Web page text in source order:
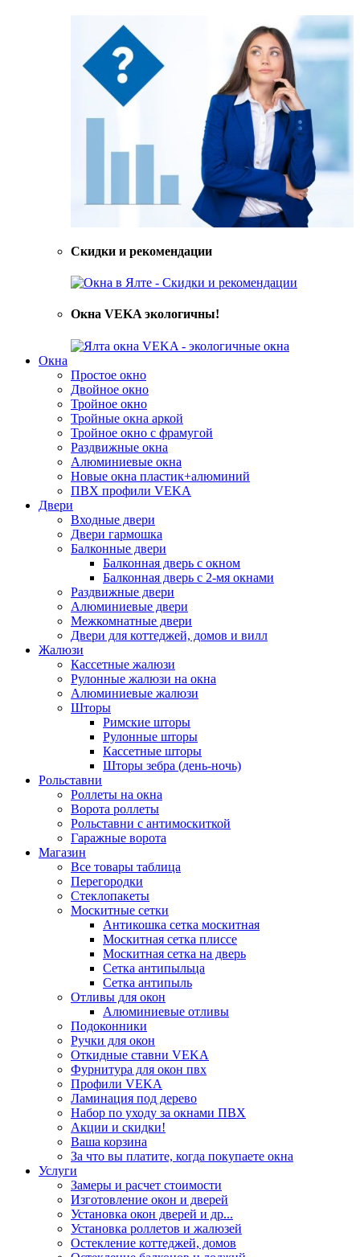
Скидки и рекомендации
Окна VEKA экологичны!
Окна
Простое окно
Двойное окно
Тройное окно
Тройные окна аркой
Тройное окно с фрамугой
Раздвижные окна
Алюминиевые окна
Новые окна пластик+алюминий
ПВХ профили VEKA
Двери
Входные двери
Двери гармошка
Балконные двери
Балконная дверь с окном
Балконная дверь с 2-мя окнами
Раздвижные двери
Алюминиевые двери
Межкомнатные двери
Двери для коттеджей, домов и вилл
Жалюзи
Кассетные жалюзи
Рулонные жалюзи на окна
Алюминиевые жалюзи
Шторы
Римские шторы
Рулонные шторы
Кассетные шторы
Шторы зебра (день-ночь)
Рольставни
Роллеты на окна
Ворота роллеты
Рольставни с антимоскиткой
Гаражные ворота
Магазин
Все товары таблица
Перегородки
Стеклопакеты
Москитные сетки
Антикошка сетка москитная
Москитная сетка плиссе
Москитная сетка на дверь
Сетка антипыльца
Сетка антипыль
Отливы для окон
Алюминиевые отливы
Подоконники
Ручки для окон
Откидные ставни VEKA
Фурнитура для окон пвх
Профили VEKA
Ламинация под дерево
Набор по уходу за окнами ПВХ
Акции и скидки!
Ваша корзина
За что вы платите, когда покупаете окна
Услуги
Замеры и расчет стоимости
Изготовление окон и дверей
Установка окон дверей и др...
Установка роллетов и жалюзей
Остекление коттеджей, домов